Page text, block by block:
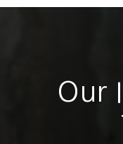
Our